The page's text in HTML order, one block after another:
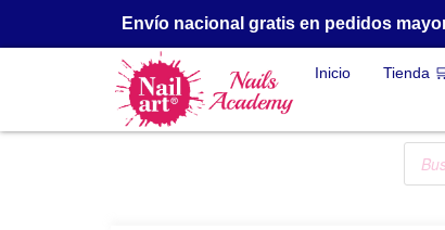
Envío nacional gratis en pedidos
Inicio Tienda